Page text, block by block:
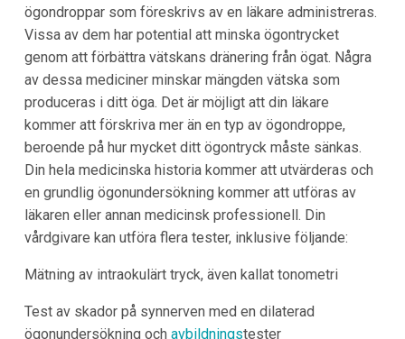
ögondroppar som föreskrivs av en läkare administreras.
Vissa av dem har potential att minska ögontrycket
genom att förbättra vätskans dränering från ögat. Några
av dessa mediciner minskar mängden vätska som
produceras i ditt öga. Det är möjligt att din läkare
kommer att förskriva mer än en typ av ögondroppe,
beroende på hur mycket ditt ögontryck måste sänkas.
Din hela medicinska historia kommer att utvärderas och
en grundlig ögonundersökning kommer att utföras av
läkaren eller annan medicinsk professionell. Din
vårdgivare kan utföra flera tester, inklusive följande:
Mätning av intraokulärt tryck, även kallat tonometri
Test av skador på synnerven med en dilaterad
ögonundersökning och avbildningstester